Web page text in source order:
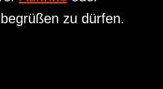
zu dürfen.